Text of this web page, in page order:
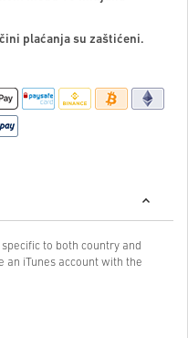
plaćanja su zaštićeni.
to both country and
an iTunes account with the